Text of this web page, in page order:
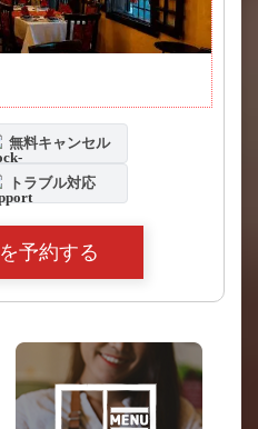
無料キャンセル
トラブル対応
予約する